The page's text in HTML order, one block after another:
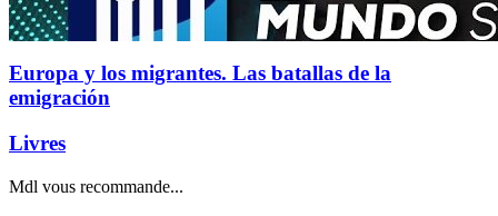
Europa y los migrantes. Las batallas de la
emigración
Livres
Mdl vous recommande...